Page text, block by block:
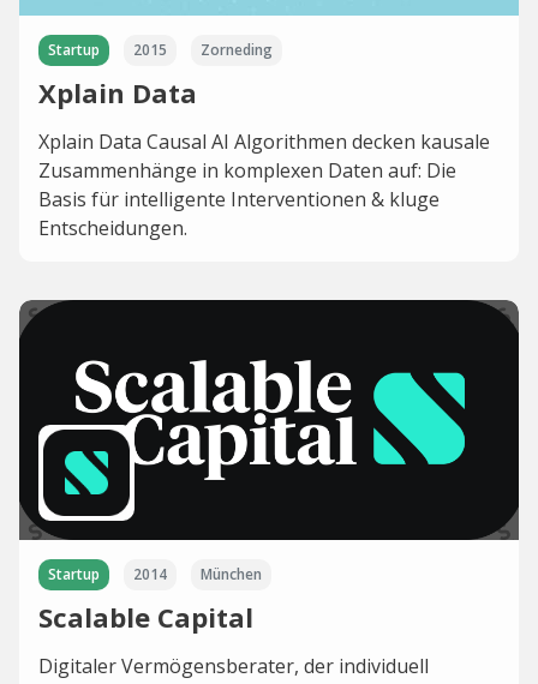
Startup 2015 Zorneding
Xplain Data
Xplain Data Causal AI Algorithmen decken kausale
Zusammenhänge in komplexen Daten auf: Die
Basis für intelligente Interventionen & kluge
Entscheidungen.
Startup 2014 München
Scalable Capital
Digitaler Vermögensberater, der individuell